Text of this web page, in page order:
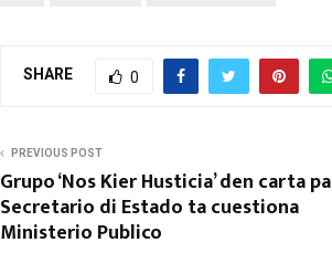
SHARE 0
PREVIOUS POST
Grupo ‘Nos Kier Husticia’ den carta pa
Secretario di Estado ta cuestiona
Ministerio Publico